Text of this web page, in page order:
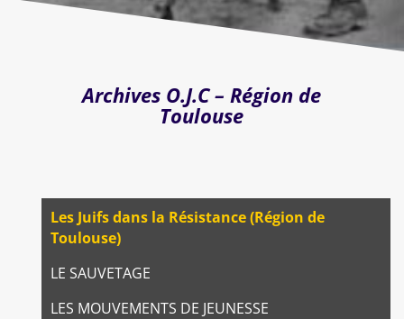
Archives O.J.C – Région de
Toulouse
Les Juifs dans la Résistance (Région de
Toulouse)
LE SAUVETAGE
LES MOUVEMENTS DE JEUNESSE